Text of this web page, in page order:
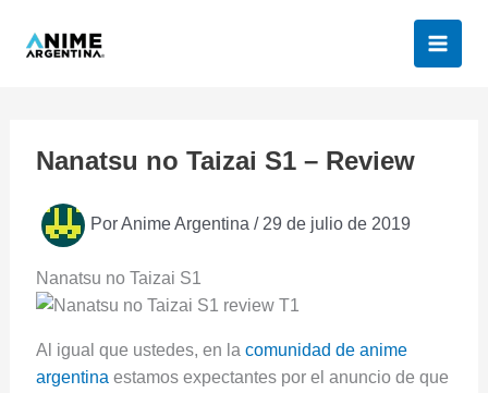
Nanatsu no Taizai S1 – Review
PorAnime Argentina / 29 de julio de 2019
Nanatsu no Taizai S1
Al igual que ustedes, en la comunidad de anime
argentina estamos expectantes por el anuncio de que